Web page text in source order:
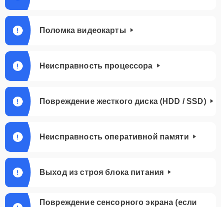
Поломка видеокарты
Неисправность процессора
Повреждение жесткого диска (HDD / SSD)
Неисправность оперативной памяти
Выход из строя блока питания
Повреждение сенсорного экрана (если